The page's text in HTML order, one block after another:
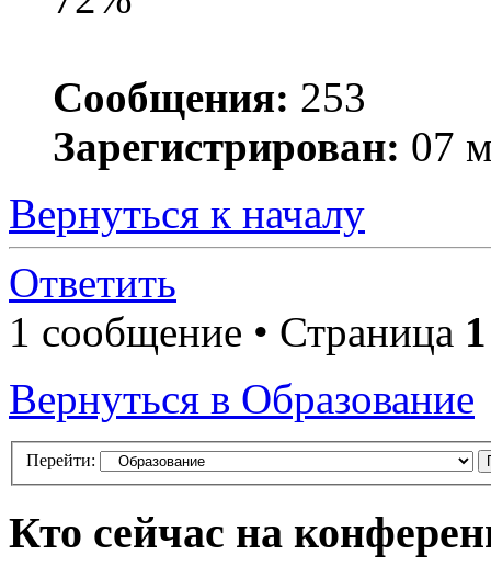
Сообщения: 253
Зарегистрирован: 07
Вернуться к началу
Ответить
1 сообщение • Страница 1
Вернуться в Образование
Перейти:
Кто сейчас на